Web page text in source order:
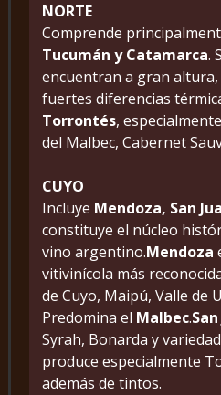
NORTE
Comprende
Tucumán y Catamarca.
encuentran a gran altura,
fuertes diferencias
Torrontés,
del Malbec, Cabernet
CUYO
Incluye Mendoza, San
constituye el núcleo
vino argentino.Mendoza
vitivinícola más
de Cuyo, Maipú, Valle de
Predomina el Malbec.
Syrah, Bonarda y
produce especialmente
además de tintos.